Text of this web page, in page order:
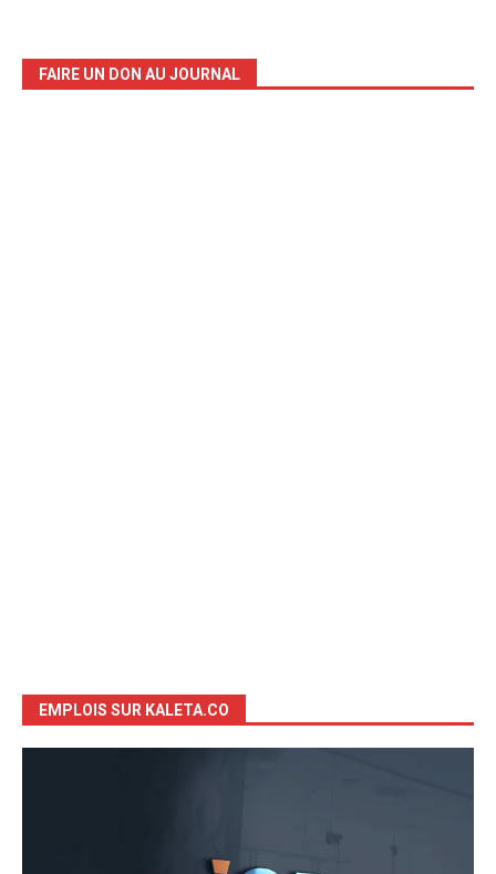
FAIRE UN DON AU JOURNAL
EMPLOIS SUR KALETA.CO